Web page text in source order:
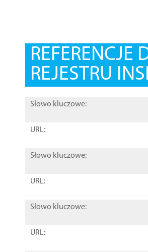
REFERENCJE
REJESTRU
Słowo kluczowe:
URL:
Słowo kluczowe:
URL:
Słowo kluczowe:
URL: